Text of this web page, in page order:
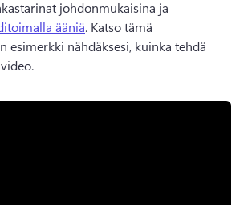
johdonmukaisina ja
ääniä. Katso tämä
esimerkki nähdäksesi, kuinka tehdä